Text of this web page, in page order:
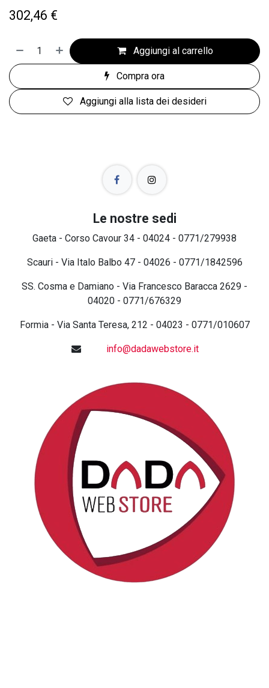
302,46 €
Aggiungi al carrello
Compra ora
Aggiungi alla lista dei desideri
Le nostre sedi
Gaeta - Corso Cavour 34 - 04024 - 0771/279938
Scauri - Via Italo Balbo 47 - 04026 - 0771/1842596
SS. Cosma e Damiano - Via Francesco Baracca 2629 -
04020 - 0771/676329
Formia - Via Santa Teresa, 212 - 04023 - 0771/010607
info@dadawebstore.it